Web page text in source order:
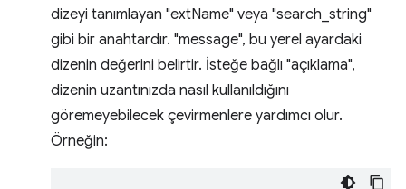
dizeyi tanımlayan "extName" veya "search_string"
gibi bir anahtardır. "message", bu yerel ayardaki
dizenin değerini belirtir. İsteğe bağlı "açıklama",
dizenin uzantınızda nasıl kullanıldığını
göremeyebilecek çevirmenlere yardımcı olur.
Örneğin: